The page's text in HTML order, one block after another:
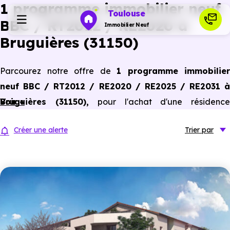
Toulouse
Immobilier Neuf
Habiter
Investir
Financer
1 programme immobilier neuf
BBC / RT2012 / RE2020 à
Bruguières (31150)
Parcourez notre offre de 1 programme immobilier
neuf BBC / RT2012 / RE2020 / RE2025 / RE2031 à
Bruguières (31150), pour l'achat d'une résidence
dernières normes de performances énergétiques, pour un
Voir +
Créer une alerte Trier par